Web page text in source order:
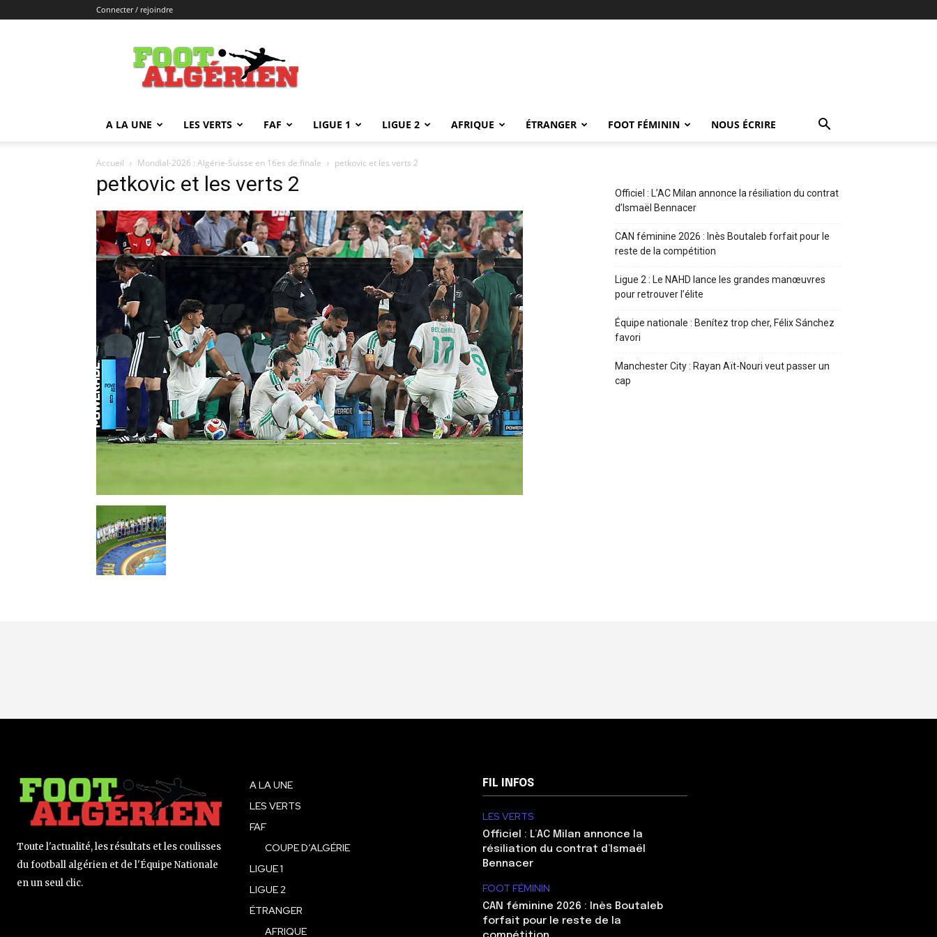
Connecter / rejoindre
FOOTALGERIEN
A LA UNE LES VERTS FAF LIGUE 1 LIGUE 2 AFRIQUE ÉTRANGER FOOT FÉMININ NOUS ÉCRIRE
Accueil Mondial-2026 : Algérie-Suisse en 16es de finale petkovic et les verts 2
petkovic et les verts 2
Officiel : L’AC Milan annonce la résiliation du contrat
d’Ismaël Bennacer
CAN féminine 2026 : Inès Boutaleb forfait pour le
reste de la compétition
Ligue 2 : Le NAHD lance les grandes manœuvres
pour retrouver l’élite
Équipe nationale : Benítez trop cher, Félix Sánchez
favori
Manchester City : Rayan Aït-Nouri veut passer un
cap
Toute l'actualité, les résultats et les coulisses
du football algérien et de l'Équipe Nationale
en un seul clic.
A LA UNE
LES VERTS
FAF
COUPE D’ALGÉRIE
LIGUE 1
LIGUE 2
ÉTRANGER
AFRIQUE
FIL INFOS
LES VERTS
Officiel : L’AC Milan annonce la
résiliation du contrat d’Ismaël
Bennacer
FOOT FÉMININ
CAN féminine 2026 : Inès Boutaleb
forfait pour le reste de la